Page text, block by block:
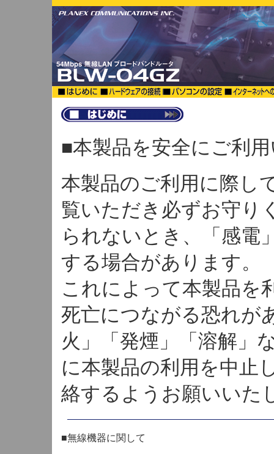
■本製品を安全にご利
本製品のご利用に際し
覧いただき必ずお守り
られないとき、「感電
する場合があります。
これによって本製品を
死亡につながる恐れが
火」「発煙」「溶解」
に本製品の利用を中止
絡するようお願いいた
■無線機器に関して